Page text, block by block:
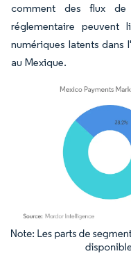
comment des flux de
réglementaire peuvent
numériques latents dans
au Mexique.
Image © Mordor Intelligence.